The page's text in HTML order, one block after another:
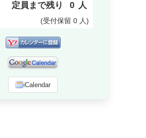
定員まで残り 0 人
(受付保留 0 人)
iCalendar